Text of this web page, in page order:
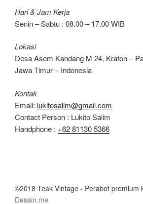
Hari & Jam Kerja
Senin – Sabtu : 08.00 – 17.00 WIB
Lokasi
Desa Asem Kandang M 24, Kraton –
Jawa Timur – Indonesia
Kontak
Email: lukitosalim@gmail.com
Contact Person : Lukito Salim
Handphone : +62 81130 5366
©2018 Teak Vintage - Perabot premium
Desain.me